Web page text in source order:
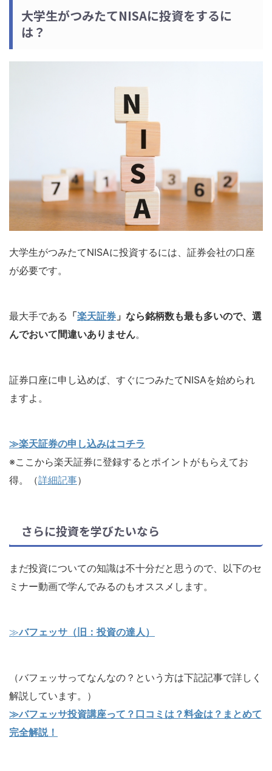
大学生がつみたてNISAに投資をするに
は？
大学生がつみたてNISAに投資するには、証券会社の口座
が必要です。
最大手である 「楽天証券 」なら銘柄数も最も多いので、選
んでおいて間違いありません。
証券口座に申し込めば、すぐにつみたてNISAを始められ
ますよ。
≫楽天証券の申し込みはコチラ
※ここから楽天証券に登録するとポイントがもらえてお
得。（詳細記事）
さらに投資を学びたいなら
まだ投資についての知識は不十分だと思うので、以下のセ
ミナー動画で学んでみるのもオススメします。
≫バフェッサ（旧：投資の達人）
（バフェッサってなんなの？という方は下記記事で詳しく
解説しています。）
≫バフェッサ投資講座って？口コミは？料金は？まとめて
完全解説！